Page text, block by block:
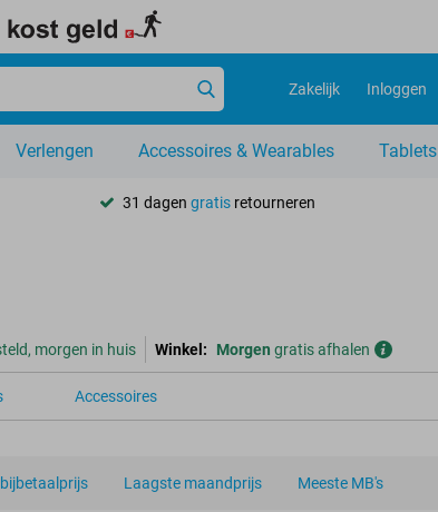
Zakelijk Inloggen
Verlengen Accessoires & Wearables Tablets
31 dagen gratisretourneren
morgen in huis Winkel: Morgen gratis afhalen
Accessoires
Laagste maandprijs Meeste MB's